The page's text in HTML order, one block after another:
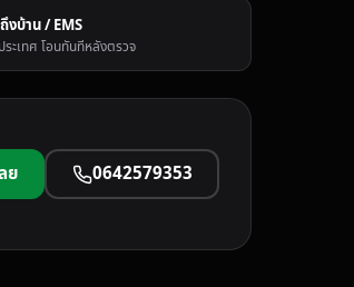
งบ้าน / EMS
ระเทศ โอนทันทีหลังตรวจ
ย 0642579353